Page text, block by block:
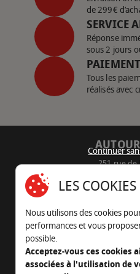
de 299€
SERVICE
Réponse
sous 2 jours
Tous les
réalisés avec
251 rue de
05 45
Nous
Continuer
LES
Nous utilisons des cookies
performances et vous
possible.
Acceptez-vous ces cookies
associées à l'utilisation de